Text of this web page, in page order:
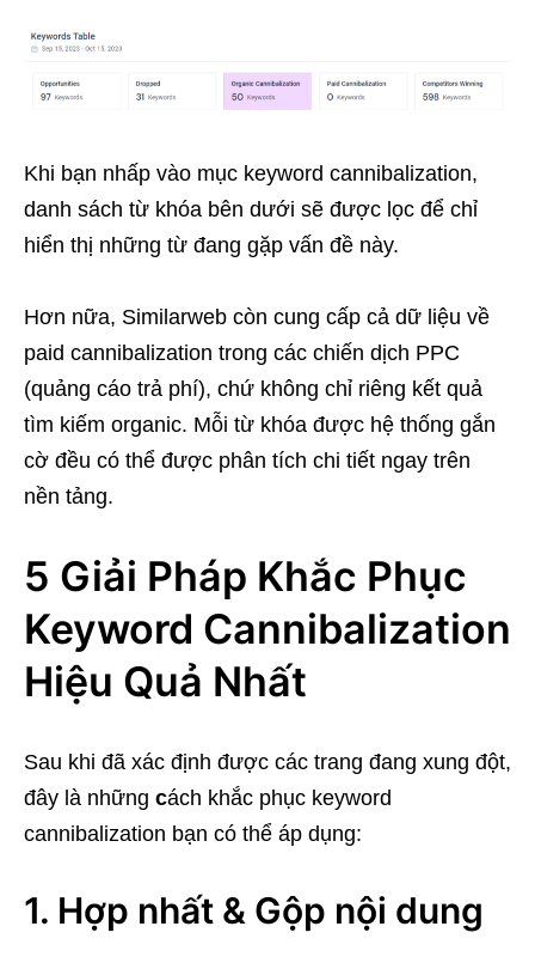
Khi bạn nhấp vào mục keyword cannibalization,
danh sách từ khóa bên dưới sẽ được lọc để chỉ
hiển thị những từ đang gặp vấn đề này.
Hơn nữa, Similarweb còn cung cấp cả dữ liệu về
paid cannibalization trong các chiến dịch PPC
(quảng cáo trả phí), chứ không chỉ riêng kết quả
tìm kiếm organic. Mỗi từ khóa được hệ thống gắn
cờ đều có thể được phân tích chi tiết ngay trên
nền tảng.
5 Giải Pháp Khắc Phục
Keyword Cannibalization
Hiệu Quả Nhất
Sau khi đã xác định được các trang đang xung đột,
đây là những cách khắc phục keyword
cannibalization bạn có thể áp dụng:
1. Hợp nhất & Gộp nội dung